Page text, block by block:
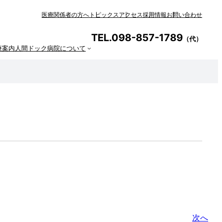
医療関係者の方へ トピックスアクセス採用情報お問い合わせ
案内 人間ドック病院について
TEL.098-857-1789 （代）
次へ